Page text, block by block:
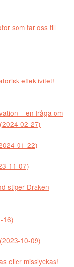
som tar oss till
effektivitet!
– en fråga om
02-27)
01-22)
11-07)
stiger Draken
16)
10-09)
eller misslyckas!